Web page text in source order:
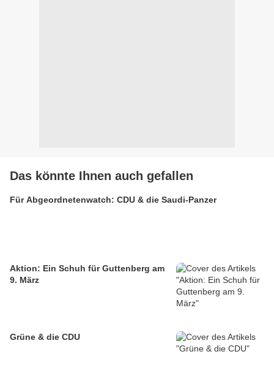
Das könnte Ihnen auch gefallen
Für Abgeordnetenwatch: CDU & die Saudi-Panzer
Aktion: Ein Schuh für Guttenberg am
9. März
Grüne & die CDU